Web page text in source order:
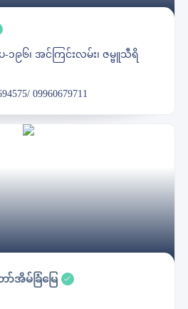
-၁၉၆၊ အင်ကြင်းလမ်း၊ ဇမ္ဗူသီရိ
09960679711
အိမ်ခြံမြေ